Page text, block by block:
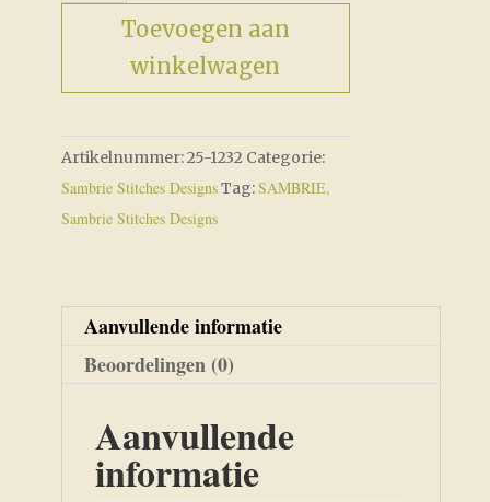
aantal
Toevoegen aan
winkelwagen
Artikelnummer:25-1232 Categorie:
Sambrie Stitches DesignsTag:SAMBRIE,
Sambrie Stitches Designs
Aanvullende informatie
Beoordelingen (0)
Aanvullende
informatie